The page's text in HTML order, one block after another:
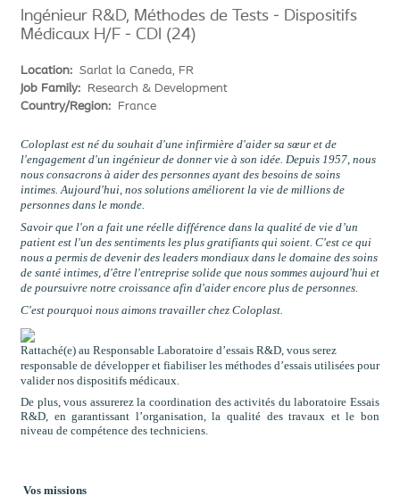
Ingénieur R&D, Méthodes de Tests - Dispositifs
Médicaux H/F - CDI (24)
Location: Sarlat la Caneda, FR
Job Family: Research & Development
Country/Region: France
Coloplast est né du souhait d'une infirmière d'aider sa sœur et de
l'engagement d'un ingénieur de donner vie à son idée. Depuis 1957, nous
nous consacrons à aider des personnes ayant des besoins de soins
intimes. Aujourd'hui, nos solutions améliorent la vie de millions de
personnes dans le monde.
Savoir que l'on a fait une réelle différence dans la qualité de vie d’un
patient est l'un des sentiments les plus gratifiants qui soient. C'est ce qui
nous a permis de devenir des leaders mondiaux dans le domaine des soins
de santé intimes, d'être l'entreprise solide que nous sommes aujourd'hui et
de poursuivre notre croissance afin d'aider encore plus de personnes.
C'est pourquoi nous aimons travailler chez Coloplast.
Rattaché(e) au Responsable Laboratoire d’essais R&D, vous serez
responsable de développer et fiabiliser les méthodes d’essais utilisées pour
valider nos dispositifs médicaux.
De plus, vous assurerez la coordination des activités du laboratoire Essais
R&D, en garantissant l’organisation, la qualité des travaux et le bon
niveau de compétence des techniciens.
Vos missions